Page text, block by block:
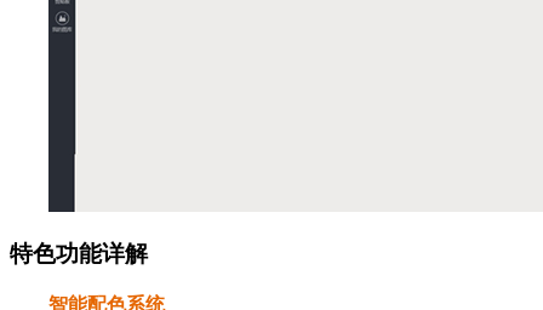
特色功能详解
智能配色系统